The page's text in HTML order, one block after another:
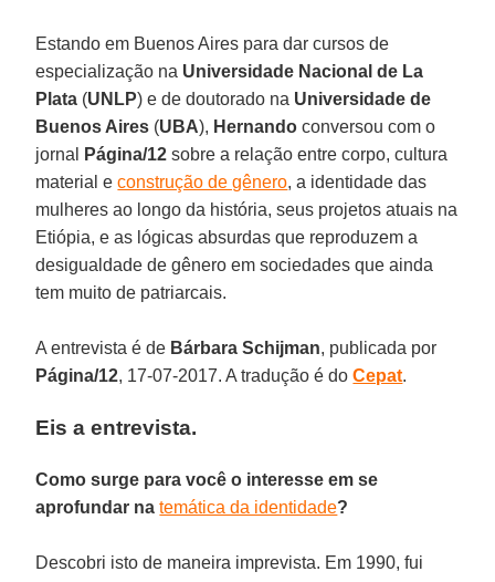
Estando em Buenos Aires para dar cursos de
especialização na Universidade Nacional de La
Plata (UNLP) e de doutorado na Universidade de
Buenos Aires (UBA), Hernando conversou com o
jornal
Página/12 sobre a relação entre corpo, cultura
material econstrução de gênero, a identidade das
mulheres ao longo da história, seus projetos atuais na
Etiópia, e as lógicas absurdas que reproduzem a
desigualdade de gênero em sociedades que ainda
tem muito de patriarcais.
A entrevista é de Bárbara Schijman, publicada por
Página/12, 17-07-2017. A tradução é doCepat.
Eis a entrevista.
Como surge para você o interesse em se
aprofundar natemática da identidade?
Descobri isto de maneira imprevista. Em 1990, fui